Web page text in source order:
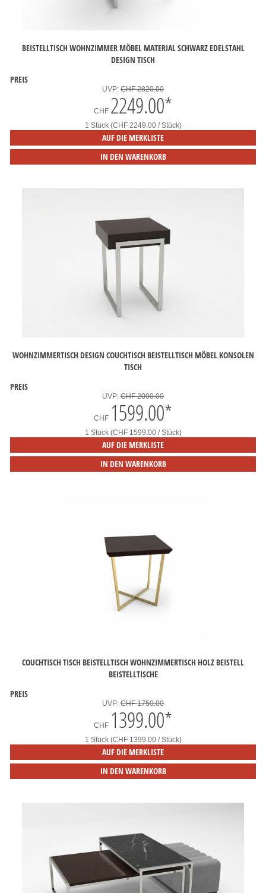
BEISTELLTISCH WOHNZIMMER MÖBEL MATERIAL SCHWARZ EDELSTAHL
DESIGN TISCH
PREIS
UVP: CHF 2820.00
CHF 2249.00*
1 Stück (CHF 2249.00 / Stück)
AUF DIE MERKLISTE
IN DEN WARENKORB
WOHNZIMMERTISCH DESIGN COUCHTISCH BEISTELLTISCH MÖBEL KONSOLEN
TISCH
PREIS
UVP: CHF 2000.00
CHF 1599.00*
1 Stück (CHF 1599.00 / Stück)
AUF DIE MERKLISTE
IN DEN WARENKORB
COUCHTISCH TISCH BEISTELLTISCH WOHNZIMMERTISCH HOLZ BEISTELL
BEISTELLTISCHE
PREIS
UVP: CHF 1750.00
CHF 1399.00*
1 Stück (CHF 1399.00 / Stück)
AUF DIE MERKLISTE
IN DEN WARENKORB